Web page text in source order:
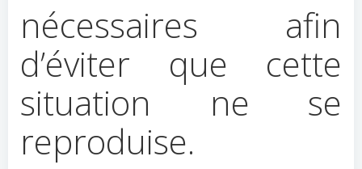
nécessaires afin
d’éviter que cette
situation ne se
reproduise.